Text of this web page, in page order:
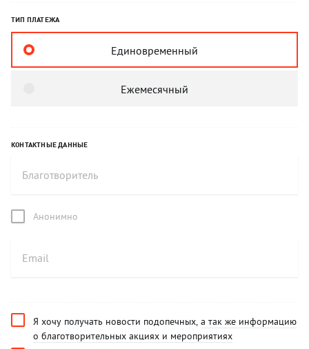
ТИП ПЛАТЕЖА
Единовременный
Ежемесячный
КОНТАКТНЫЕ ДАННЫЕ
Анонимно
Я хочу получать новости подопечных, а так же информацию
о благотворительных акциях и мероприятиях